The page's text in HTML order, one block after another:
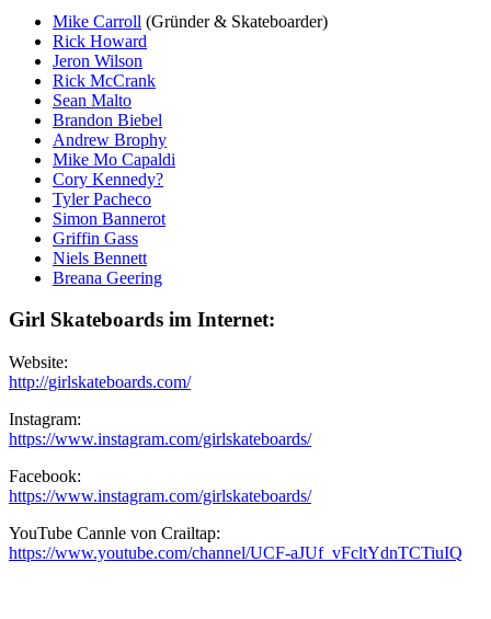
Mike Carroll (Gründer & Skateboarder)
Rick Howard
Jeron Wilson
Rick McCrank
Sean Malto
Brandon Biebel
Andrew Brophy
Mike Mo Capaldi
Cory Kennedy?
Tyler Pacheco
Simon Bannerot
Griffin Gass
Niels Bennett
Breana Geering
Girl Skateboards im Internet:
Website:
http://girlskateboards.com/
Instagram:
https://www.instagram.com/girlskateboards/
Facebook:
https://www.instagram.com/girlskateboards/
YouTube Cannle von Crailtap:
https://www.youtube.com/channel/UCF-aJUf_vFcltYdnTCTiuIQ